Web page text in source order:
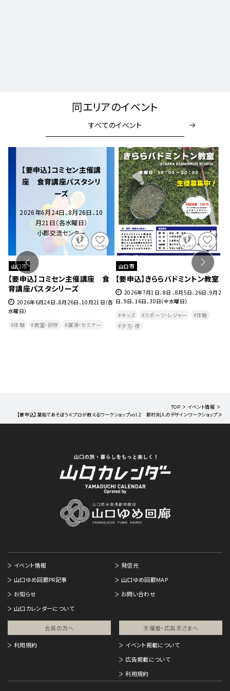
同エリアのイベント
すべてのイベント
【要申込】コミセン主催講
座 食育講座パスタシリ
年6月24日、8月26日、10
月21日（各水曜日）
小郡交流センター
申込】コミセン主催講座 食
座パスタシリーズ
年6月24日、8月26日、10月21日（各
教室・研修 講演・セミナー
【要申込】きららバドミントン教室
2026年7月1日、8日 、8月5日、26日、9月2
日、9日、16日、30日(全水曜日)
スポーツ・レジャー
体験
夕方・夜​
山口市
【要申
チ教室
曜日）
TOP
イベント情報
【要申込】葉拓であそぼう≪プロが教えるワークショップvol.2 新村則人のデザインワークショップ≫
イベント情報
発信元
山口ゆめ回廊PR記事
山口ゆめ回廊MAP
お知らせ
お問い合わせ
山口カレンダーについて
会員の方へ
利用規約
主催者・広告主さまへ​
イベント掲載について
広告掲載について
利用規約